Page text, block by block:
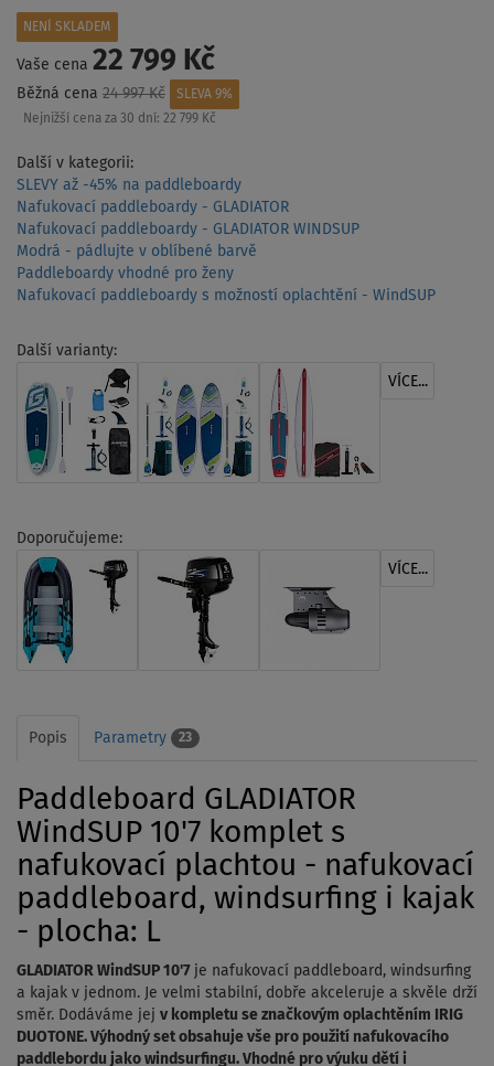
NENÍ SKLADEM
Vaše cena 22 799 Kč
Běžná cena 24 997 Kč
SLEVA 9%
Nejnižší cena za 30 dní: 22 799 Kč
Další v kategorii:
SLEVY až -45% na paddleboardy
Nafukovací paddleboardy - GLADIATOR
Nafukovací paddleboardy - GLADIATOR WINDSUP
Modrá - pádlujte v oblíbené barvě
Paddleboardy vhodné pro ženy
Nafukovací paddleboardy s možností oplachtění - WindSUP
Další varianty:
VÍCE...
Doporučujeme:
VÍCE...
Popis Parametry 23
Paddleboard GLADIATOR
WindSUP 10'7 komplet s
nafukovací plachtou - nafukovací
paddleboard, windsurfing i kajak
- plocha: L
GLADIATOR WindSUP 10'7 je nafukovací paddleboard, windsurfing
a kajak v jednom.
Je velmi stabilní, dobře akceleruje a skvěle drží
směr. Dodáváme jej v kompletu se značkovým oplachtěním IRIG
DUOTONE. Výhodný set obsahuje vše pro použití nafukovacího
paddlebordu jako windsurfingu. Vhodné pro výuku dětí i